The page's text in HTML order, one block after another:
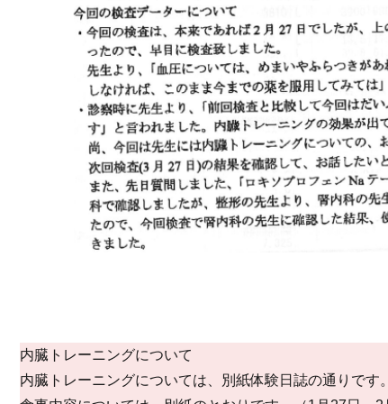
内臓トレーニングについて
内臓トレーニングについては、別紙体験日誌の通りです